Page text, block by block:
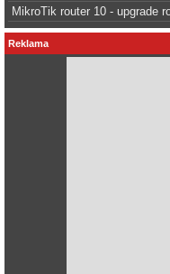
MikroTik router 10 - upgrade
Reklama